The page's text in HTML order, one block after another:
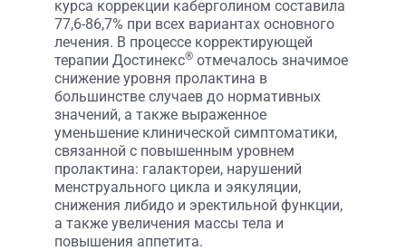
курса коррекции каберголином составила
77,6-86,7% при всех вариантах основного
лечения. В процессе корректирующей
терапии Достинекс® отмечалось значимое
снижение уровня пролактина в
большинстве случаев до нормативных
значений, а также выраженное
уменьшение клинической симптоматики,
связанной с повышенным уровнем
пролактина: галактореи, нарушений
менструального цикла и эякуляции,
снижения либидо и эректильной функции,
а также увеличения массы тела и
повышения аппетита.